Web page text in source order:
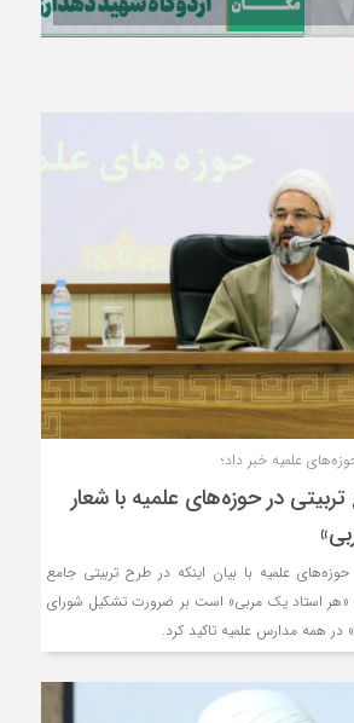
علمیه خبر داد؛
در حوزه‌های علمیه با شعار
علمیه با بیان اینکه در طرح تربیتی جامع
استاد یک مربی» است بر ضرورت تشکیل شورای
همه مدارس علمیه تاکید کرد.